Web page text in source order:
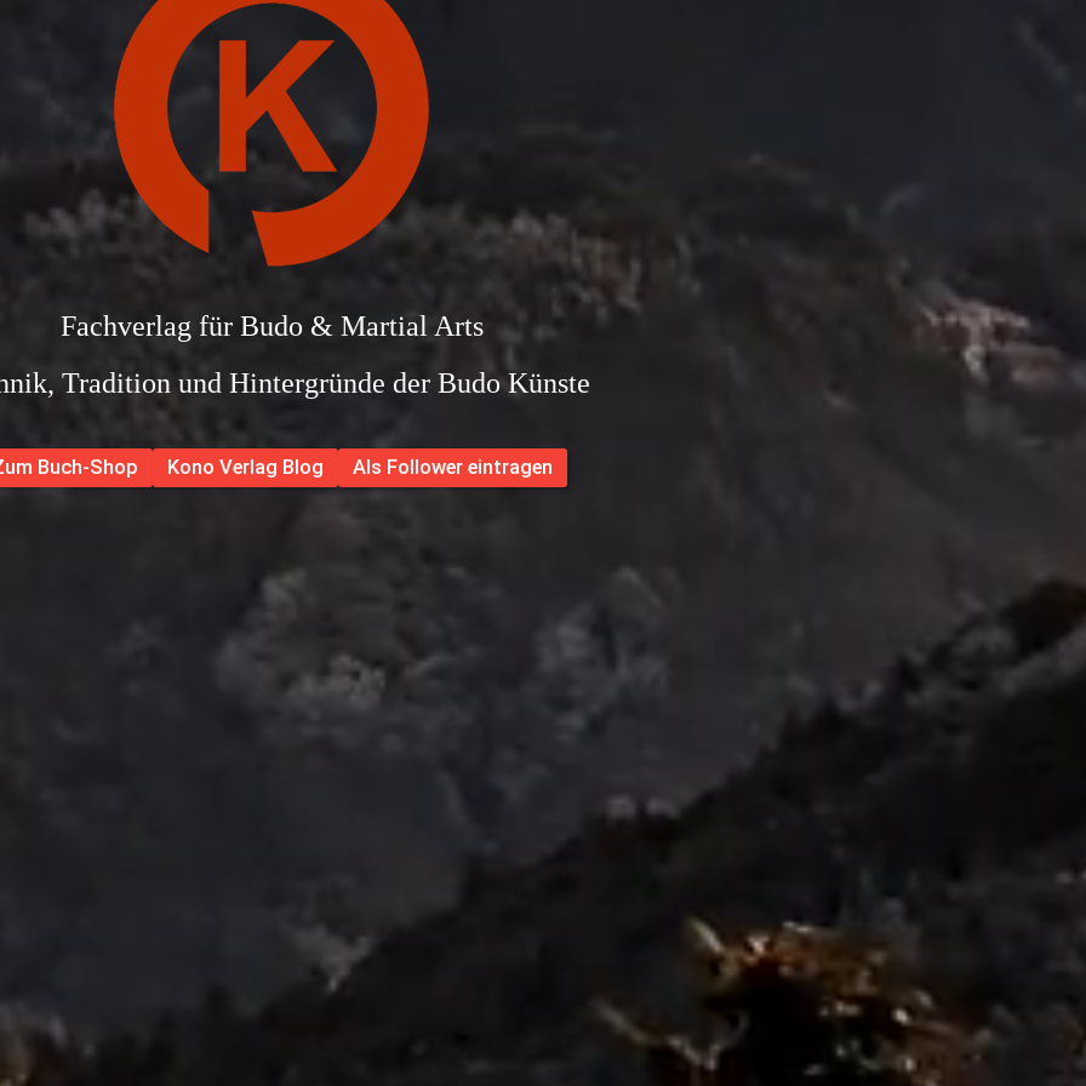
Fachverlag für Budo & Martial Arts
Tradition und Hintergründe der Budo Künste
Buch-Shop Kono Verlag Blog Als Follower eintragen